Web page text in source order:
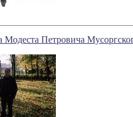
Модеста Петровича